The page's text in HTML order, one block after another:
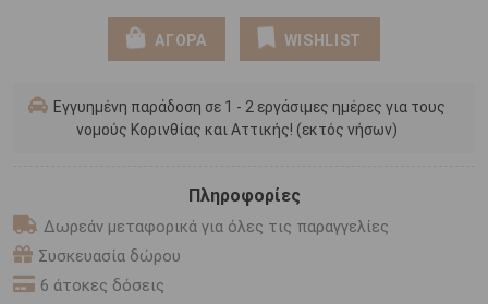
ΑΓΟΡΑ WISHLIST
Εγγυημένη παράδοση σε 1 - 2 εργάσιμες ημέρες για τους
νομούς Κορινθίας και Αττικής! (εκτός νήσων)
Πληροφορίες
Δωρεάν μεταφορικά για όλες τις παραγγελίες
Συσκευασία δώρου
6 άτοκες δόσεις